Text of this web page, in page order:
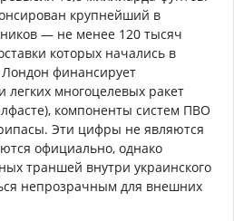
крупнейший в
— не менее 120 тысяч
которых начались в
финансирует
легких многоцелевых ракет
компоненты систем ПВО
Эти цифры не являются
официально, однако
траншей внутри украинского
непрозрачным для внешних